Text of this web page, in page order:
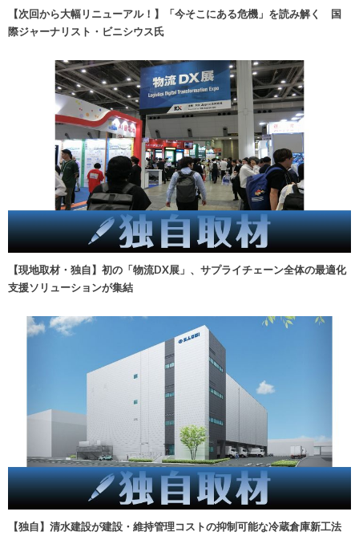
【次回から大幅リニューアル！】「今そこにある危機」を読み解く 国
際ジャーナリスト・ビニシウス氏
【現地取材・独自】初の「物流DX展」、サプライチェーン全体の最適化
支援ソリューションが集結
【独自】清水建設が建設・維持管理コストの抑制可能な冷蔵倉庫新工法